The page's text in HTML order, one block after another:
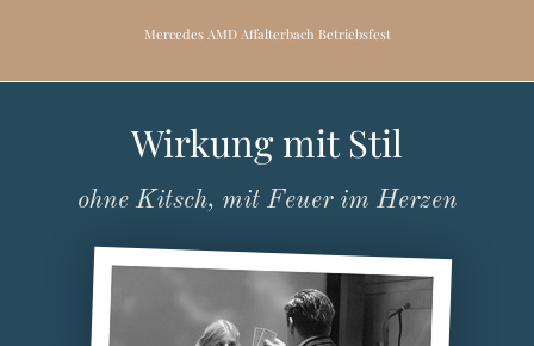
Mercedes AMD Affalterbach Betriebsfest
Wirkung mit Stil
ohne Kitsch, mit Feuer im Herzen